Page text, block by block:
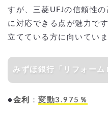
すが、三菱UFJの信頼性
に対応できる点が魅力で
立てている方に向いていま
みずほ銀行「リフォー
●金利 ： 変動3.975％